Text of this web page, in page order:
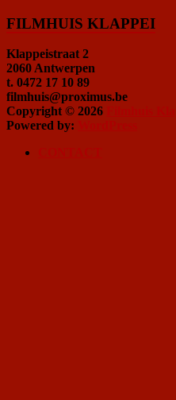
FILMHUIS KLAPPEI
Klappeistraat 2
2060 Antwerpen
t. 0472 17 10 89
filmhuis@proximus.be
Copyright © 2026
Powered by: